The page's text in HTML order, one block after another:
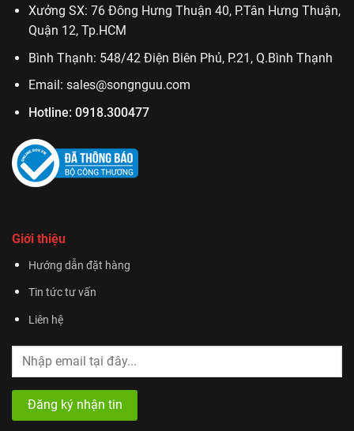
Xưởng SX: 76 Đông Hưng Thuận 40, P.Tân Hưng Thuận,
Quận 12, Tp.HCM
Bình Thạnh: 548/42 Điện Biên Phủ, P.21, Q.Bình Thạnh
Email: sales@songnguu.com
Hotline: 0918.300477
Giới thiệu
Hướng dẫn đặt hàng
Tin tức tư vấn
Liên hệ